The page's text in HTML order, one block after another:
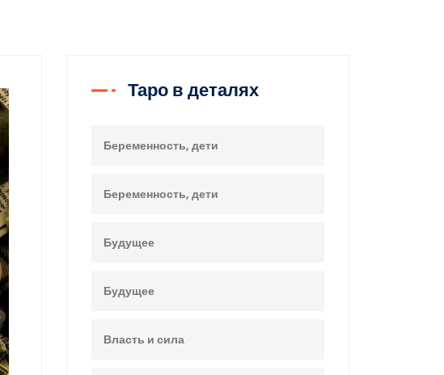
Таро в деталях
Беременность, дети
Беременность, дети
Будущее
Будущее
Власть и сила